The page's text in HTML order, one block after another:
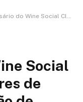
Club junta produtores de vinho numa explosão de sabores no The Lodge
Social
de